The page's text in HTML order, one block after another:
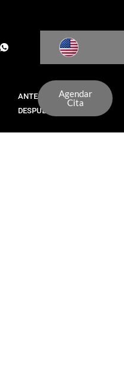
ANTES Y
DESPUÉS
Agendar
Cita